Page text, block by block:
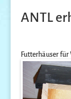
ANTL
Futterhäuser für